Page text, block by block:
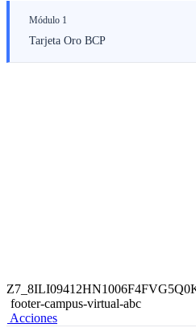
Módulo 1
Tarjeta Oro BCP
footer-campus-virtual-abc
Acciones